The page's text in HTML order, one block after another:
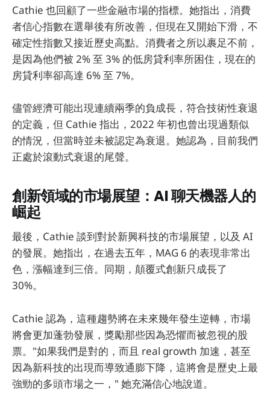
Cathie 也回顧了一些金融市場的指標。她指出，消費
者信心指數在選舉後有所改善，但現在又開始下滑，不
確定性指數又接近歷史高點。消費者之所以裹足不前，
是因為他們被 2% 至 3% 的低房貸利率所困住，現在的
房貸利率卻高達 6% 至 7%。
儘管經濟可能出現連續兩季的負成長，符合技術性衰退
的定義，但 Cathie 指出，2022 年初也曾出現過類似
的情況，但當時並未被認定為衰退。她認為，目前我們
正處於滾動式衰退的尾聲。
創新領域的市場展望：AI 聊天機器人的
崛起
最後，Cathie 談到對於新興科技的市場展望，以及 AI
的發展。她指出，在過去五年，MAG 6 的表現非常出
色，漲幅達到三倍。同期，顛覆式創新只成長了
30%。
Cathie 認為，這種趨勢將在未來幾年發生逆轉，市場
將會更加蓬勃發展，獎勵那些因為恐懼而被忽視的股
票。"如果我們是對的，而且 real growth 加速，甚至
因為新科技的出現而導致通膨下降，這將會是歷史上最
強勁的多頭市場之一，" 她充滿信心地說道。